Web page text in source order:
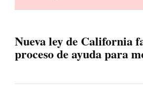
Nueva ley de California
proceso de ayuda para